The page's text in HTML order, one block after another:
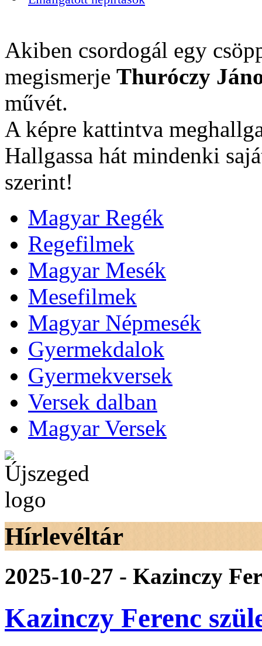
Akiben csordogál egy
megismerje Thuróczy
művét.
A képre kattintva
Hallgassa hát mindenki
szerint!
Magyar Regék
Regefilmek
Magyar Mesék
Mesefilmek
Magyar Népmesék
Gyermekdalok
Gyermekversek
Versek dalban
Magyar Versek
Hírlevéltár
2025-10-27 - Kazinczy
Kazinczy Ferenc